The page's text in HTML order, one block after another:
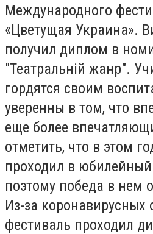
Международного
«Цветущая Украина».
получил диплом в
"Театральній жанр".
гордятся своим
уверенны в том, что
еще более
отметить, что в этом
проходил в
поэтому победа в нем
Из-за коронавирусных
фестиваль проходил